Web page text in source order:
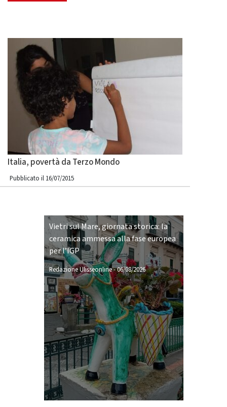
Italia, povertà da Terzo Mondo
Pubblicato il 16/07/2015
Vietri sul Mare, giornata storica: la
ceramica ammessa alla fase europea
per l’IGP
Redazione Ulisseonline-06/08/2026